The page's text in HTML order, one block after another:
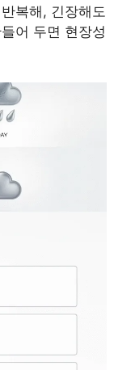
복해, 긴장해도
어 두면 현장성